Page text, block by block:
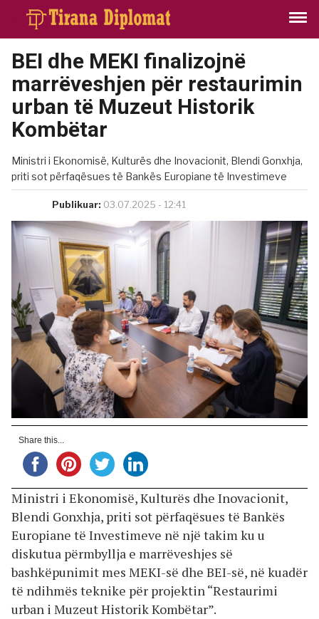
BEI dhe MEKI finalizojnë
marrëveshjen për restaurimin
urban të Muzeut Historik
Kombëtar
Ministri i Ekonomisë, Kulturës dhe Inovacionit, Blendi Gonxhja,
priti sot përfaqësues të Bankës Europiane të Investimeve
Publikuar: 03.07.2025 - 12:41
Share this...
Ministri i Ekonomisë, Kulturës dhe Inovacionit,
Blendi Gonxhja, priti sot përfaqësues të Bankës
Europiane të Investimeve në një takim ku u
diskutua përmbyllja e marrëveshjes së
bashkëpunimit mes MEKI-së dhe BEI-së, në kuadër
të ndihmës teknike për projektin “Restaurimi
urban i Muzeut Historik Kombëtar”.